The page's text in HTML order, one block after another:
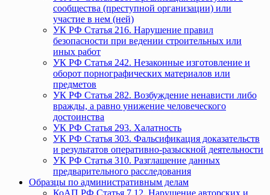
сообщества (преступной организации) или
участие в нем (ней)
УК РФ Статья 216. Нарушение правил
безопасности при ведении строительных или
иных работ
УК РФ Статья 242. Незаконные изготовление и
оборот порнографических материалов или
предметов
УК РФ Статья 282. Возбуждение ненависти либо
вражды, а равно унижение человеческого
достоинства
УК РФ Статья 293. Халатность
УК РФ Статья 303. Фальсификация доказательств
и результатов оперативно-разыскной деятельности
УК РФ Статья 310. Разглашение данных
предварительного расследования
Образцы по административным делам
КоАП РФ Статья 7.12. Нарушение авторских и